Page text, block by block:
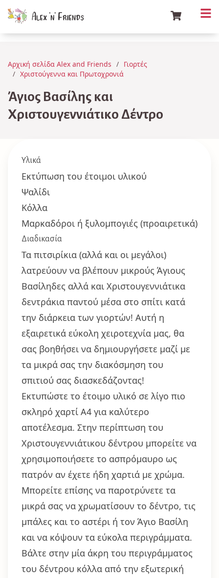
Αρχική σελίδα Alex and Friends
Γιορτές
Χριστούγεννα και Πρωτοχρονιά
Άγιος Βασίλης και
Χριστουγεννιάτικο Δέντρο
Υλικά
Εκτύπωση του έτοιμοι υλικού
Ψαλίδι
Κόλλα
Μαρκαδόροι ή ξυλομπογιές (προαιρετικά)
Διαδικασία
Τα πιτσιρίκια (αλλά και οι μεγάλοι)
λατρεύουν να βλέπουν μικρούς Άγιους
Βασίληδες αλλά και Χριστουγεννιάτικα
δεντράκια παντού μέσα στο σπίτι κατά
την διάρκεια των γιορτών! Αυτή η
εξαιρετικά εύκολη χειροτεχνία μας, θα
σας βοηθήσει να δημιουργήσετε μαζί με
τα μικρά σας την διακόσμηση του
σπιτιού σας διασκεδάζοντας!
Εκτυπώστε το έτοιμο υλικό σε λίγο πιο
σκληρό χαρτί Α4 για καλύτερο
αποτέλεσμα. Στην περίπτωση του
Χριστουγεννιάτικου δέντρου μπορείτε να
χρησιμοποιήσετε το ασπρόμαυρο ως
πατρόν αν έχετε ήδη χαρτιά με χρώμα.
Μπορείτε επίσης να παροτρύνετε τα
μικρά σας να χρωματίσουν το δέντρο, τις
μπάλες και το αστέρι ή τον Άγιο Βασίλη
και να κόψουν τα εύκολα περιγράμματα.
Βάλτε στην μία άκρη του περιγράμματος
του δέντρου κόλλα από την εξωτερική